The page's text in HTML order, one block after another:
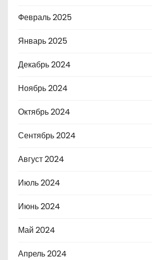
Февраль 2025
Январь 2025
Декабрь 2024
Ноябрь 2024
Октябрь 2024
Сентябрь 2024
Август 2024
Июль 2024
Июнь 2024
Май 2024
Апрель 2024